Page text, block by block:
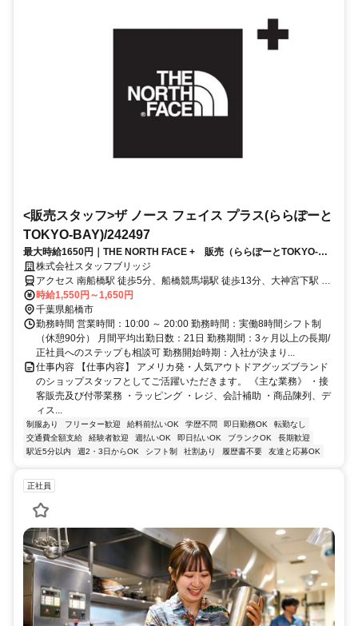
<販売スタッフ>ザ ノース フェイス プラス(ららぽーと
TOKYO-BAY)/242497
最大時給1650円｜THE NORTH FACE + 販売（ららぽーとTOKYO-
BAY）前払いOK
株式会社スタッフブリッジ
アクセス 南船橋駅 徒歩5分、船橋競馬場駅 徒歩13分、大神宮下駅 徒
歩17分
時給1,550円～1,650円
千葉県船橋市
勤務時間 営業時間：10:00 ～ 20:00 勤務時間：実働8時間シフト制
（休憩90分） 月間平均出勤日数：21日 勤務期間：3ヶ月以上の長期/
正社員へのステップも相談可 勤務開始時期：入社が決まり...
仕事内容 【仕事内容】 アメリカ発・人気アウトドアグッズブランド
のショップスタッフとしてご活躍いただきます。 《主な業務》 ・接
客販売及び付帯業務 ・ラッピング ・レジ、会計補助 ・商品陳列、デ
ィス...
制服あり フリーター歓迎 給料前払いOK 学歴不問 即日勤務OK
転勤なし
交通費全額支給
経験者歓迎 週払いOK 即日払いOK ブランクOK
長期歓迎
駅近5分以内
週2・3日からOK シフト制 社割あり 履歴書不要 友達と応募OK
正社員